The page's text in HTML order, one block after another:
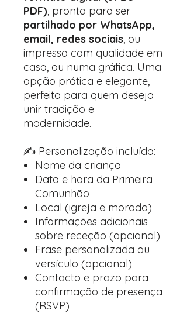
PDF), pronto para ser
partilhado por WhatsApp,
email, redes sociais, ou
impresso com qualidade em
casa, ou numa gráfica. Uma
opção prática e elegante,
perfeita para quem deseja
unir tradição e
modernidade.
✍️ Personalização incluída:
Nome da criança
Data e hora da Primeira
Comunhão
Local (igreja e morada)
Informações adicionais
sobre receção (opcional)
Frase personalizada ou
versículo (opcional)
Contacto e prazo para
confirmação de presença
(RSVP)